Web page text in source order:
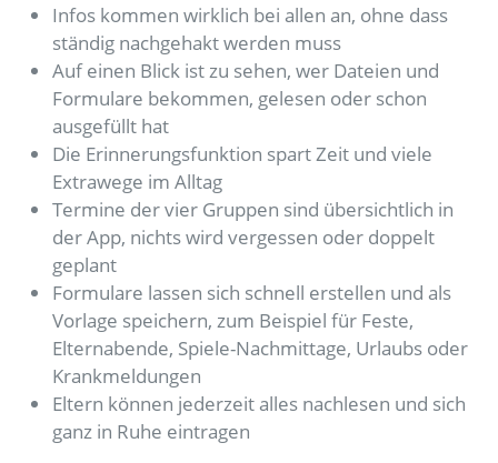
Infos kommen wirklich bei allen an, ohne dass
ständig nachgehakt werden muss
Auf einen Blick ist zu sehen, wer Dateien und
Formulare bekommen, gelesen oder schon
ausgefüllt hat
Die Erinnerungsfunktion spart Zeit und viele
Extrawege im Alltag
Termine der vier Gruppen sind übersichtlich in
der App, nichts wird vergessen oder doppelt
geplant
Formulare lassen sich schnell erstellen und als
Vorlage speichern, zum Beispiel für Feste,
Elternabende, Spiele-Nachmittage, Urlaubs oder
Krankmeldungen
Eltern können jederzeit alles nachlesen und sich
ganz in Ruhe eintragen